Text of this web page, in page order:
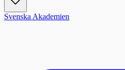
Svenska Akademien